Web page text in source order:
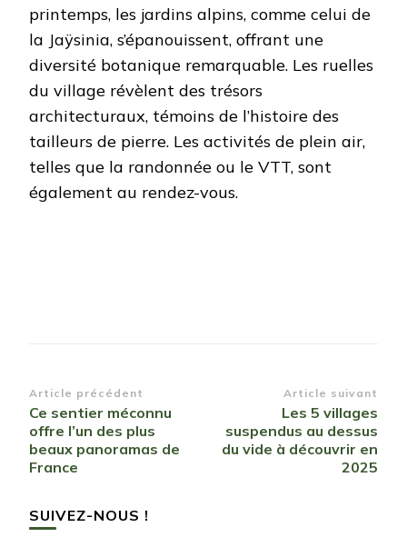
printemps, les jardins alpins, comme celui de
la Jaÿsinia, s’épanouissent, offrant une
diversité botanique remarquable. Les ruelles
du village révèlent des trésors
architecturaux, témoins de l’histoire des
tailleurs de pierre. Les activités de plein air,
telles que la randonnée ou le VTT, sont
également au rendez-vous.​
Navigation
d’article
Article précédent
Ce sentier méconnu
offre l’un des plus
beaux panoramas de
France
Article suivant
Les 5 villages
suspendus au dessus
du vide à découvrir en
2025
SUIVEZ-NOUS !